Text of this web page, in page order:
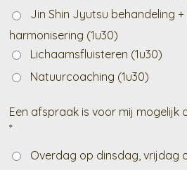
Jin Shin Jyutsu behandeling
harmonisering (1u30)
Lichaamsfluisteren (1u30)
Natuurcoaching (1u30)
Een afspraak is voor mij mogelijk
*
Overdag op dinsdag, vrijdag